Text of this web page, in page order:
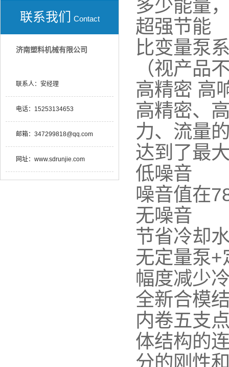
联系我们 Contact
济南塑料机械有限公司
联系人： 安经理
电话： 15253134653
邮箱： 347299818@qq.com
网址： www.sdrunjie.com
多少能量
超强节能
比变量泵
（视产品
高精密
高精密、
力、流量
达到了最
低噪音
噪音值在
无噪音
节省冷却
无定量泵+
幅度减少
全新合模
内卷五支
体结构的
分的刚性